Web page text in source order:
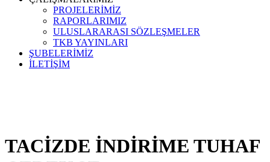
PROJELERİMİZ
RAPORLARIMIZ
ULUSLARARASI SÖZLEŞMELER
TKB YAYINLARI
ŞUBELERİMİZ
İLETİŞİM
TACİZDE İNDİRİME TUHAF